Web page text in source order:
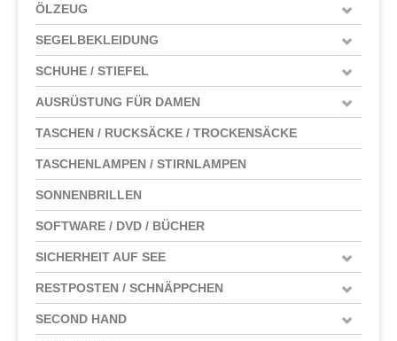
ÖLZEUG
SEGELBEKLEIDUNG
SCHUHE / STIEFEL
AUSRÜSTUNG FÜR DAMEN
TASCHEN / RUCKSÄCKE / TROCKENSÄCKE
TASCHENLAMPEN / STIRNLAMPEN
SONNENBRILLEN
SOFTWARE / DVD / BÜCHER
SICHERHEIT AUF SEE
RESTPOSTEN / SCHNÄPPCHEN
SECOND HAND